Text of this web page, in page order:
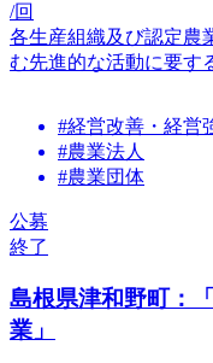
/回
各生産組織及び認定農
む先進的な活動に要す
#経営改善・経営
#農業法人
#農業団体
公募
終了
島根県津和野町：
業」